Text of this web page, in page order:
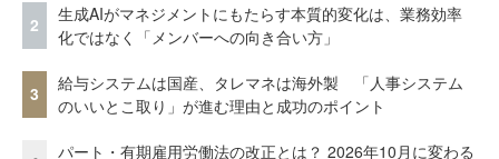
2
生成AIがマネジメントにもたらす本質的変化は、業務効率
化ではなく「メンバーへの向き合い方」
3
給与システムは国産、タレマネは海外製 「人事システム
のいいとこ取り」が進む理由と成功のポイント
パート・有期雇用労働法の改正とは？ 2026年10月に変わる